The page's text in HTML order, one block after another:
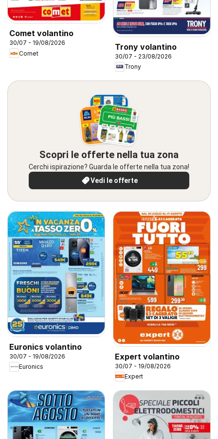
Comet volantino
30/07 - 19/08/2026
Comet
Trony volantino
30/07 - 23/08/2026
Trony
Scopri le offerte nella tua zona
Cerchi ispirazione? Guarda le offerte nella tua zona!
Vedi le offerte
Euronics volantino
30/07 - 19/08/2026
Euronics
Expert volantino
30/07 - 19/08/2026
Expert